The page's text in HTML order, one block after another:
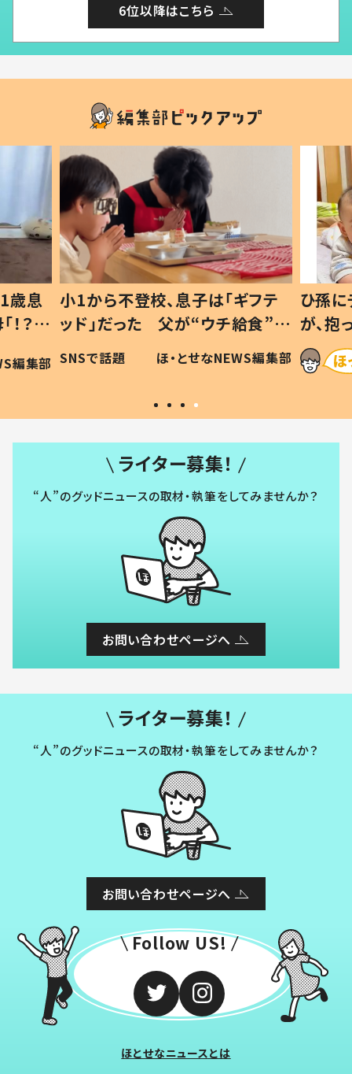
6位以降はこちら
歳息
？」
編集部
小1から不登校、息子は「ギフテ
ッド」だった 父が“ウチ給食”を
作り続ける理由とは #令和の親
#令和の子
SNSで話題 ほ・とせなNEWS編集部
ひ孫
が、
「涙が
い」
ライター募集！
“人”のグッドニュースの取材・執筆をしてみませんか？
お問い合わせページへ
ライター募集！
“人”のグッドニュースの取材・執筆をしてみませんか？
お問い合わせページへ
Follow US!
ほとせなニュースとは